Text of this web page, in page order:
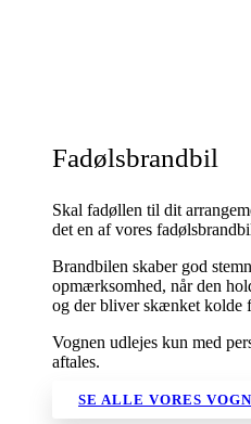
Fadølsbrandbil
Skal fadøllen til dit
det en af vores
Brandbilen skaber god
opmærksomhed, når den
og der bliver skænket kolde
Vognen udlejes kun med
aftales.
SE ALLE VORES